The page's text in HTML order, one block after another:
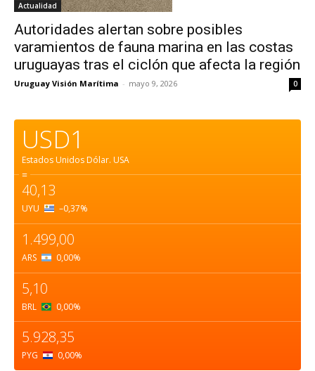
Actualidad
Autoridades alertan sobre posibles
varamientos de fauna marina en las costas
uruguayas tras el ciclón que afecta la región
Uruguay Visión Marítima - mayo 9, 2026 0
USD1
Estados Unidos Dólar. USA
=
40,13
UYU –0,37%
1.499,00
ARS 0,00%
5,10
BRL 0,00%
5.928,35
PYG 0,00%